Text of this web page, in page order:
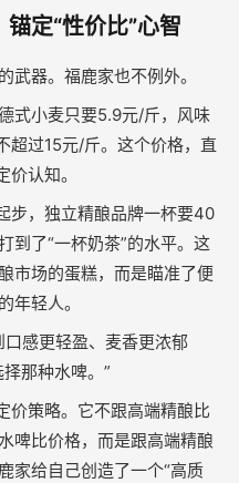
定“性价比”心智
武器。福鹿家也不例外。
式小麦只要5.9元/斤，风味
超过15元/斤。这个价格，直
认知。
步，独立精酿品牌一杯要40
到了“一杯奶茶”的水平。这
市场的蛋糕，而是瞄准了便
年轻人。
感更轻盈、麦香更浓郁
择那种水啤。”
价策略。它不跟高端精酿比
啤比价格，而是跟高端精酿
家给自己创造了一个“高质